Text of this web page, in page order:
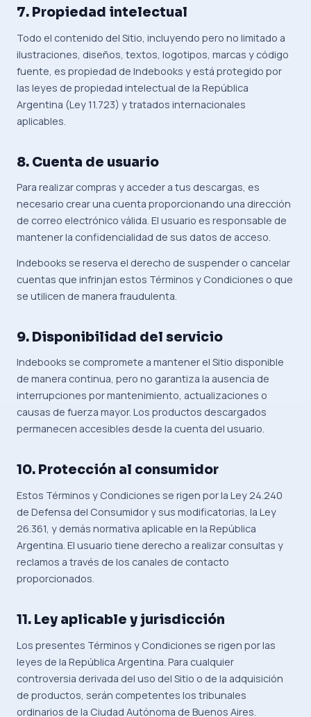
7. Propiedad intelectual
Todo el contenido del Sitio, incluyendo pero no limitado a
ilustraciones, diseños, textos, logotipos, marcas y código
fuente, es propiedad de Indebooks y está protegido por
las leyes de propiedad intelectual de la República
Argentina (Ley 11.723) y tratados internacionales
aplicables.
8. Cuenta de usuario
Para realizar compras y acceder a tus descargas, es
necesario crear una cuenta proporcionando una dirección
de correo electrónico válida. El usuario es responsable de
mantener la confidencialidad de sus datos de acceso.
Indebooks se reserva el derecho de suspender o cancelar
cuentas que infrinjan estos Términos y Condiciones o que
se utilicen de manera fraudulenta.
9. Disponibilidad del servicio
Indebooks se compromete a mantener el Sitio disponible
de manera continua, pero no garantiza la ausencia de
interrupciones por mantenimiento, actualizaciones o
causas de fuerza mayor. Los productos descargados
permanecen accesibles desde la cuenta del usuario.
10. Protección al consumidor
Estos Términos y Condiciones se rigen por la Ley 24.240
de Defensa del Consumidor y sus modificatorias, la Ley
26.361, y demás normativa aplicable en la República
Argentina. El usuario tiene derecho a realizar consultas y
reclamos a través de los canales de contacto
proporcionados.
11. Ley aplicable y jurisdicción
Los presentes Términos y Condiciones se rigen por las
leyes de la República Argentina. Para cualquier
controversia derivada del uso del Sitio o de la adquisición
de productos, serán competentes los tribunales
ordinarios de la Ciudad Autónoma de Buenos Aires.